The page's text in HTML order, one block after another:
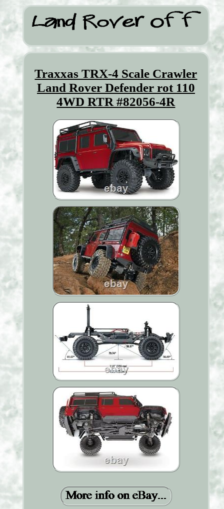
Traxxas TRX-4 Scale Crawler
Land Rover Defender rot 110
4WD RTR #82056-4R